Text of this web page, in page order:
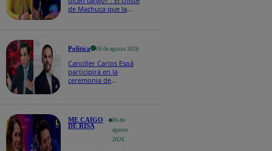
de Machuca que la
Política 06 de agosto 2026
Canciller Carlos Espá
participirá en la
ceremonia de
ME CAIGO
DE RISA
06 de
agosto
2026